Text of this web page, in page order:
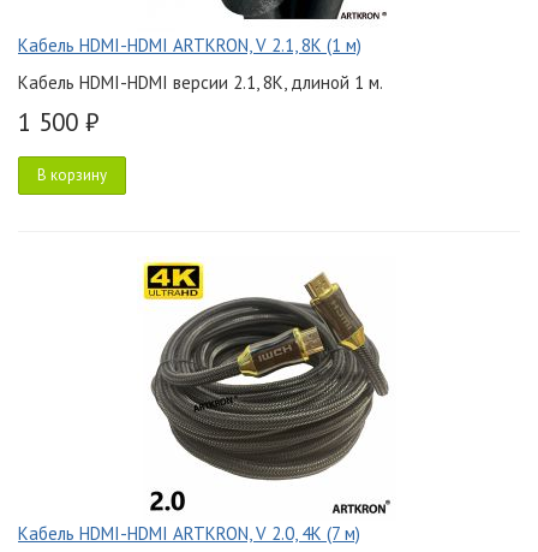
Кабель HDMI-HDMI ARTKRON, V 2.1, 8K (1 м)
Кабель HDMI-HDMI версии 2.1, 8K, длиной 1 м.
1 500 ₽
В корзину
Кабель HDMI-HDMI ARTKRON, V 2.0, 4K (7 м)